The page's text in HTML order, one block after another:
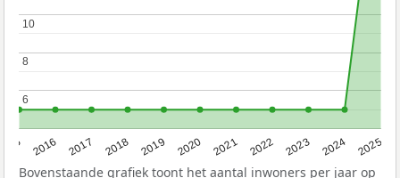
2016 2017 2018 2019 2020 2021 2022 2023 2024 2025
6
6
8
8
10
10
Bovenstaande grafiek toont het aantal inwoners per jaar op